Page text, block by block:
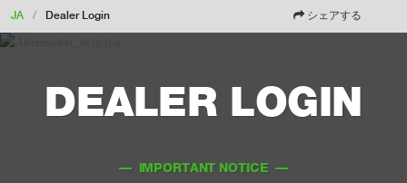
JA / Dealer Login シェアする
DEALER LOGIN
–– IMPORTANT NOTICE ––